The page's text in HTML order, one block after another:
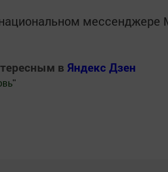
мессенджере
в Яндекс Дзен
"